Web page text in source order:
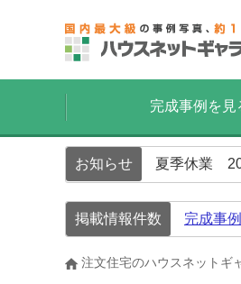
完成事例を見
お知らせ 夏季休業
掲載情報件数 完成事例
注文住宅のハウスネットギ